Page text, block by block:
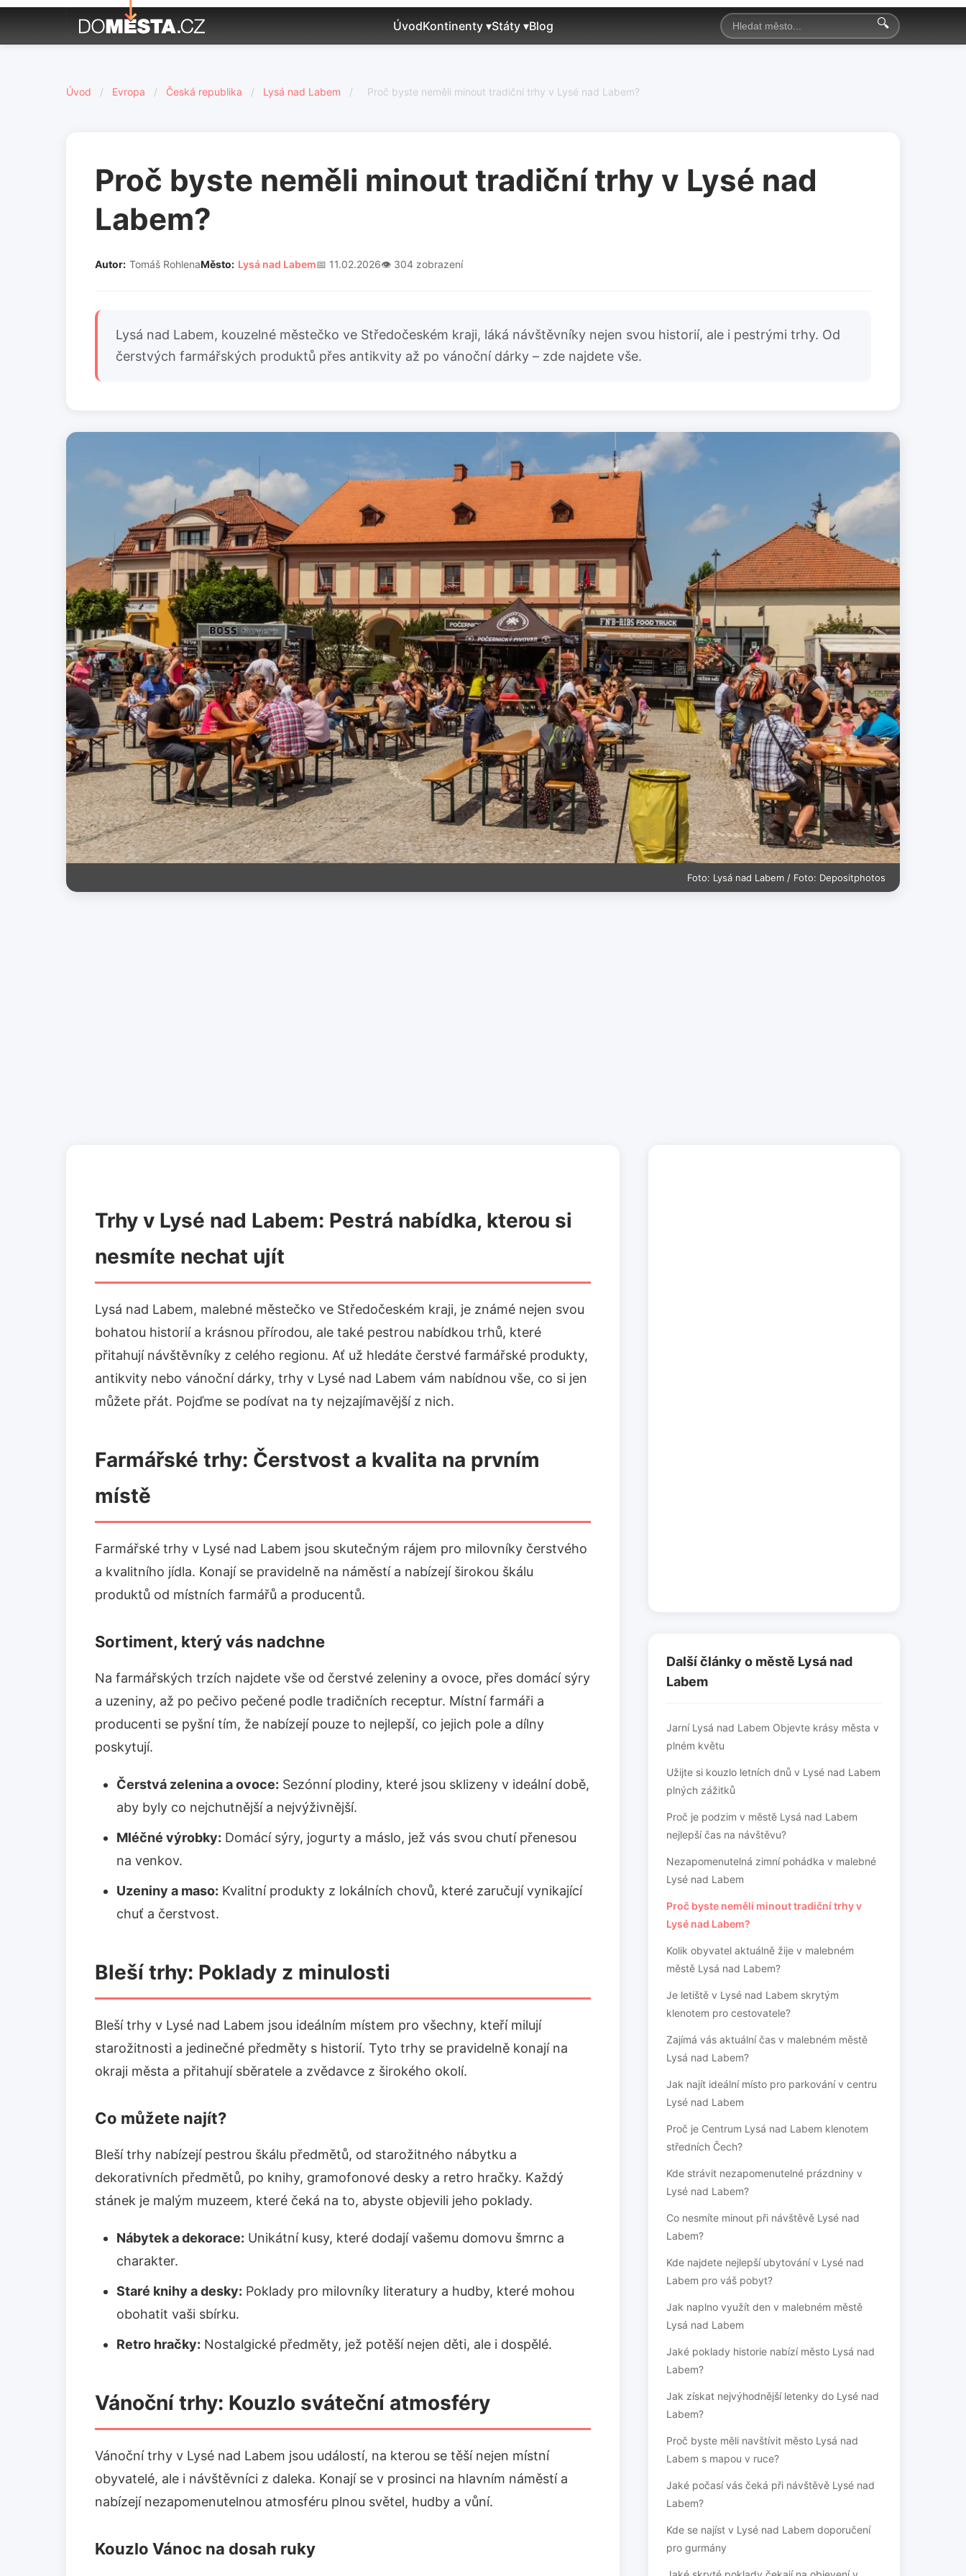
ÚvodKontinenty ▾Státy ▾Blog 🔍
Úvod / Evropa / Česká republika / Lysá nad Labem / Proč byste neměli minout tradiční trhy v Lysé nad Labem?
Proč byste neměli minout tradiční trhy v Lysé nad
Labem?
Autor: Tomáš RohlenaMěsto: Lysá nad Labem📅 11.02.2026👁️ 304 zobrazení
Lysá nad Labem, kouzelné městečko ve Středočeském kraji, láká návštěvníky nejen svou historií, ale i pestrými trhy. Od
čerstvých farmářských produktů přes antikvity až po vánoční dárky – zde najdete vše.
Foto: Lysá nad Labem / Foto: Depositphotos
Trhy v Lysé nad Labem: Pestrá nabídka, kterou si
nesmíte nechat ujít
Lysá nad Labem, malebné městečko ve Středočeském kraji, je známé nejen svou
bohatou historií a krásnou přírodou, ale také pestrou nabídkou trhů, které
přitahují návštěvníky z celého regionu. Ať už hledáte čerstvé farmářské produkty,
antikvity nebo vánoční dárky, trhy v Lysé nad Labem vám nabídnou vše, co si jen
můžete přát. Pojďme se podívat na ty nejzajímavější z nich.
Farmářské trhy: Čerstvost a kvalita na prvním
místě
Farmářské trhy v Lysé nad Labem jsou skutečným rájem pro milovníky čerstvého
a kvalitního jídla. Konají se pravidelně na náměstí a nabízejí širokou škálu
produktů od místních farmářů a producentů.
Sortiment, který vás nadchne
Na farmářských trzích najdete vše od čerstvé zeleniny a ovoce, přes domácí sýry
a uzeniny, až po pečivo pečené podle tradičních receptur. Místní farmáři a
producenti se pyšní tím, že nabízejí pouze to nejlepší, co jejich pole a dílny
poskytují.
Čerstvá zelenina a ovoce: Sezónní plodiny, které jsou sklizeny v ideální době,
aby byly co nejchutnější a nejvýživnější.
Mléčné výrobky: Domácí sýry, jogurty a máslo, jež vás svou chutí přenesou
na venkov.
Uzeniny a maso: Kvalitní produkty z lokálních chovů, které zaručují vynikající
chuť a čerstvost.
Bleší trhy: Poklady z minulosti
Bleší trhy v Lysé nad Labem jsou ideálním místem pro všechny, kteří milují
starožitnosti a jedinečné předměty s historií. Tyto trhy se pravidelně konají na
okraji města a přitahují sběratele a zvědavce z širokého okolí.
Co můžete najít?
Bleší trhy nabízejí pestrou škálu předmětů, od starožitného nábytku a
dekorativních předmětů, po knihy, gramofonové desky a retro hračky. Každý
stánek je malým muzeem, které čeká na to, abyste objevili jeho poklady.
Nábytek a dekorace: Unikátní kusy, které dodají vašemu domovu šmrnc a
charakter.
Staré knihy a desky: Poklady pro milovníky literatury a hudby, které mohou
obohatit vaši sbírku.
Retro hračky: Nostalgické předměty, jež potěší nejen děti, ale i dospělé.
Vánoční trhy: Kouzlo sváteční atmosféry
Vánoční trhy v Lysé nad Labem jsou událostí, na kterou se těší nejen místní
obyvatelé, ale i návštěvníci z daleka. Konají se v prosinci na hlavním náměstí a
nabízejí nezapomenutelnou atmosféru plnou světel, hudby a vůní.
Kouzlo Vánoc na dosah ruky
Další články o městě Lysá nad
Labem
Jarní Lysá nad Labem Objevte krásy města v
plném květu
Užijte si kouzlo letních dnů v Lysé nad Labem
plných zážitků
Proč je podzim v městě Lysá nad Labem
nejlepší čas na návštěvu?
Nezapomenutelná zimní pohádka v malebné
Lysé nad Labem
Proč byste neměli minout tradiční trhy v
Lysé nad Labem?
Kolik obyvatel aktuálně žije v malebném
městě Lysá nad Labem?
Je letiště v Lysé nad Labem skrytým
klenotem pro cestovatele?
Zajímá vás aktuální čas v malebném městě
Lysá nad Labem?
Jak najít ideální místo pro parkování v centru
Lysé nad Labem
Proč je Centrum Lysá nad Labem klenotem
středních Čech?
Kde strávit nezapomenutelné prázdniny v
Lysé nad Labem?
Co nesmíte minout při návštěvě Lysé nad
Labem?
Kde najdete nejlepší ubytování v Lysé nad
Labem pro váš pobyt?
Jak naplno využít den v malebném městě
Lysá nad Labem
Jaké poklady historie nabízí město Lysá nad
Labem?
Jak získat nejvýhodnější letenky do Lysé nad
Labem?
Proč byste měli navštívit město Lysá nad
Labem s mapou v ruce?
Jaké počasí vás čeká při návštěvě Lysé nad
Labem?
Kde se najíst v Lysé nad Labem doporučení
pro gurmány